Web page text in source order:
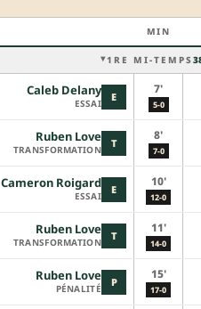
MIN
1RE MI-TEMPS
E
Caleb Delany
ESSAI
7'
5-0
T
Ruben Love
TRANSFORMATION
8'
7-0
E
Cameron Roigard
ESSAI
10'
12-0
T
Ruben Love
TRANSFORMATION
11'
14-0
P
Ruben Love
PÉNALITÉ
15'
17-0